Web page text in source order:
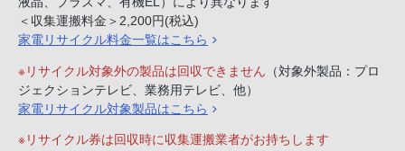
＜収集運搬料金＞2,200円(税込)
家電リサイクル料金一覧はこちら
※リサイクル対象外の製品は回収できません （対象外製品：プロ
ジェクションテレビ、業務用テレビ、他）
家電リサイクル対象製品はこちら
※リサイクル券は回収時に収集運搬業者がお持ちします